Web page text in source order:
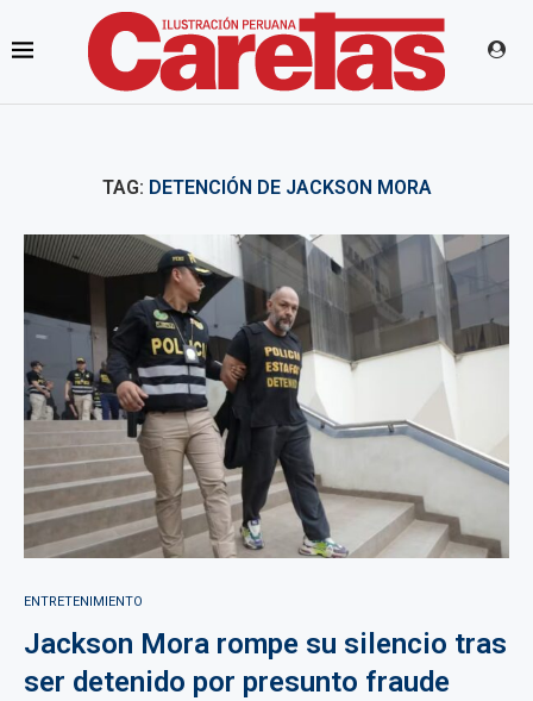
TAG: DETENCIÓN DE JACKSON MORA
ENTRETENIMIENTO
Jackson Mora rompe su silencio tras
ser detenido por presunto fraude